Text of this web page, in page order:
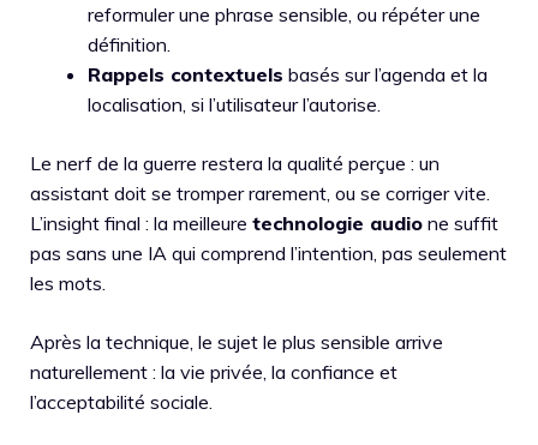
reformuler une phrase sensible, ou répéter une
définition.
Rappels contextuels basés sur l’agenda et la
localisation, si l’utilisateur l’autorise.
Le nerf de la guerre restera la qualité perçue : un
assistant doit se tromper rarement, ou se corriger vite.
L’insight final : la meilleure technologie audio ne suffit
pas sans une IA qui comprend l’intention, pas seulement
les mots.
Après la technique, le sujet le plus sensible arrive
naturellement : la vie privée, la confiance et
l’acceptabilité sociale.